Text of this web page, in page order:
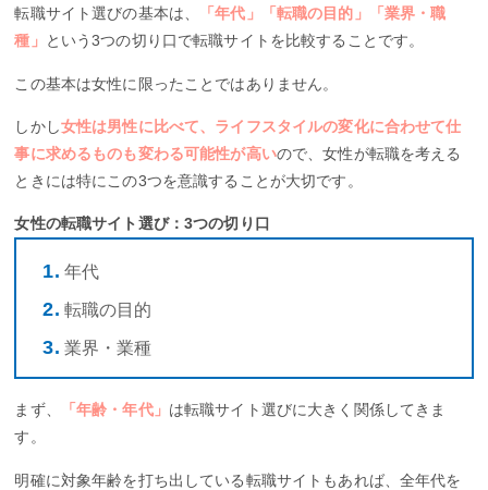
転職サイト選びの基本は、
「年代」「転職の目的」「業界・職
種」 という3つの切り口で転職サイトを比較することです。
この基本は女性に限ったことではありません。
しかし女性は男性に比べて、ライフスタイルの変化に合わせて仕
事に求めるものも変わる可能性が高いので、女性が転職を考える
ときには特にこの3つを意識することが大切です。
女性の転職サイト選び：3つの切り口
年代
転職の目的
業界・業種
まず、 「年齢・年代」 は転職サイト選びに大きく関係してきま
す。
明確に対象年齢を打ち出している転職サイトもあれば、全年代を